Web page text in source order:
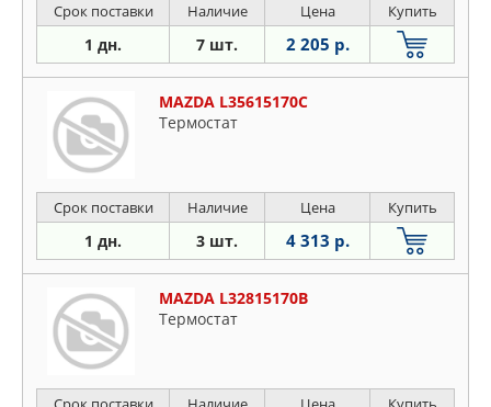
Срок поставки Наличие Цена Купить
1 дн. 7 шт. 2 205 р.
MAZDA L35615170C
Термостат
Срок поставки Наличие Цена Купить
1 дн. 3 шт. 4 313 р.
MAZDA L32815170B
Термостат